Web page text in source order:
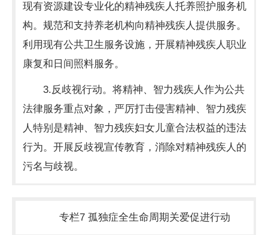
现有资源建设专业化的精神残疾人托养照护服务机
构。规范和支持养老机构向精神残疾人提供服务。
利用现有公共卫生服务设施，开展精神残疾人职业
康复和日间照料服务。
3.反歧视行动。将精神、智力残疾人作为公共
法律服务重点对象，严厉打击侵害精神、智力残疾
人特别是精神、智力残疾妇女儿童合法权益的违法
行为。开展反歧视宣传教育，消除对精神残疾人的
污名与歧视。
专栏7 孤独症全生命周期关爱促进行动